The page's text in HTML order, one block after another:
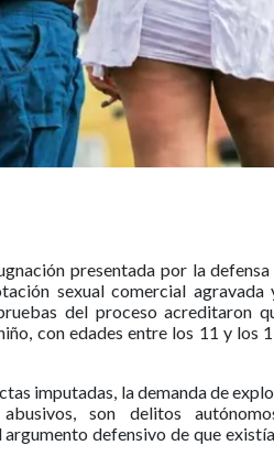
presentada por la
sexual comercial agravada
del proceso acreditaron
con edades entre los 11 y los
imputadas, la demanda de
son delitos
argumento defensivo de que